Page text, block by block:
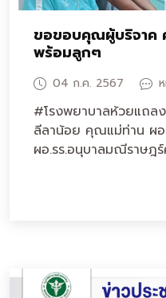
ขอขอบคุณผู้บริจาค
พร้อมลูกๆ
04 ก.ค. 2567
#โรงพยาบาลห้วยแถ
ลีลาน้อย คุณแม่ท่าน ผ
ผอ.รร.อนุบาลมณีราษ
เงิน จำนวน 5,000 บ
และมีความประทับใจใน